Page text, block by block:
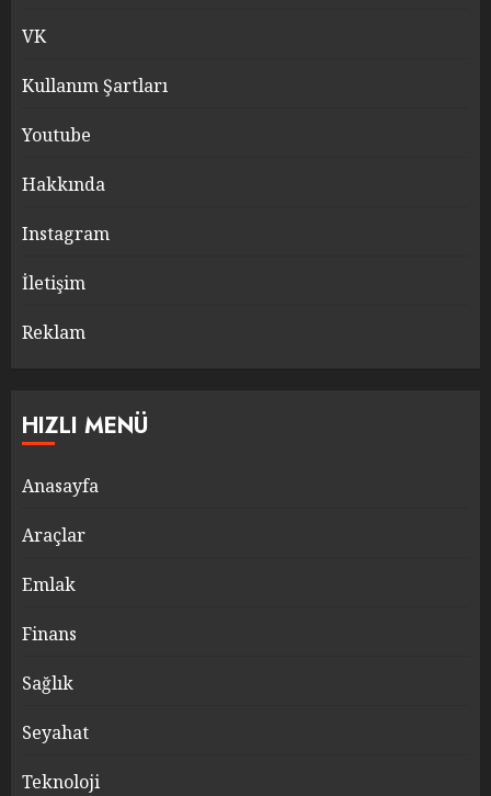
VK
Kullanım Şartları
Youtube
Hakkında
Instagram
İletişim
Reklam
HIZLI MENÜ
Anasayfa
Araçlar
Emlak
Finans
Sağlık
Seyahat
Teknoloji